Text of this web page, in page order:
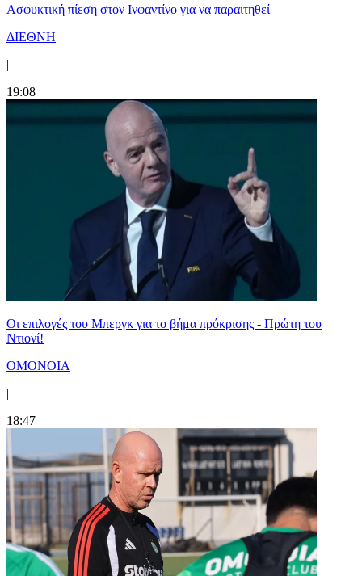
Ασφυκτική πίεση στον Ινφαντίνο για να παραιτηθεί
ΔΙΕΘΝΗ
|
19:08
Οι επιλογές του Μπεργκ για το βήμα πρόκρισης - Πρώτη του
Ντιονί!
ΟΜΟΝΟΙΑ
|
18:47